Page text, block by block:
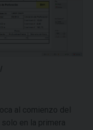
al comienzo del
en la primera